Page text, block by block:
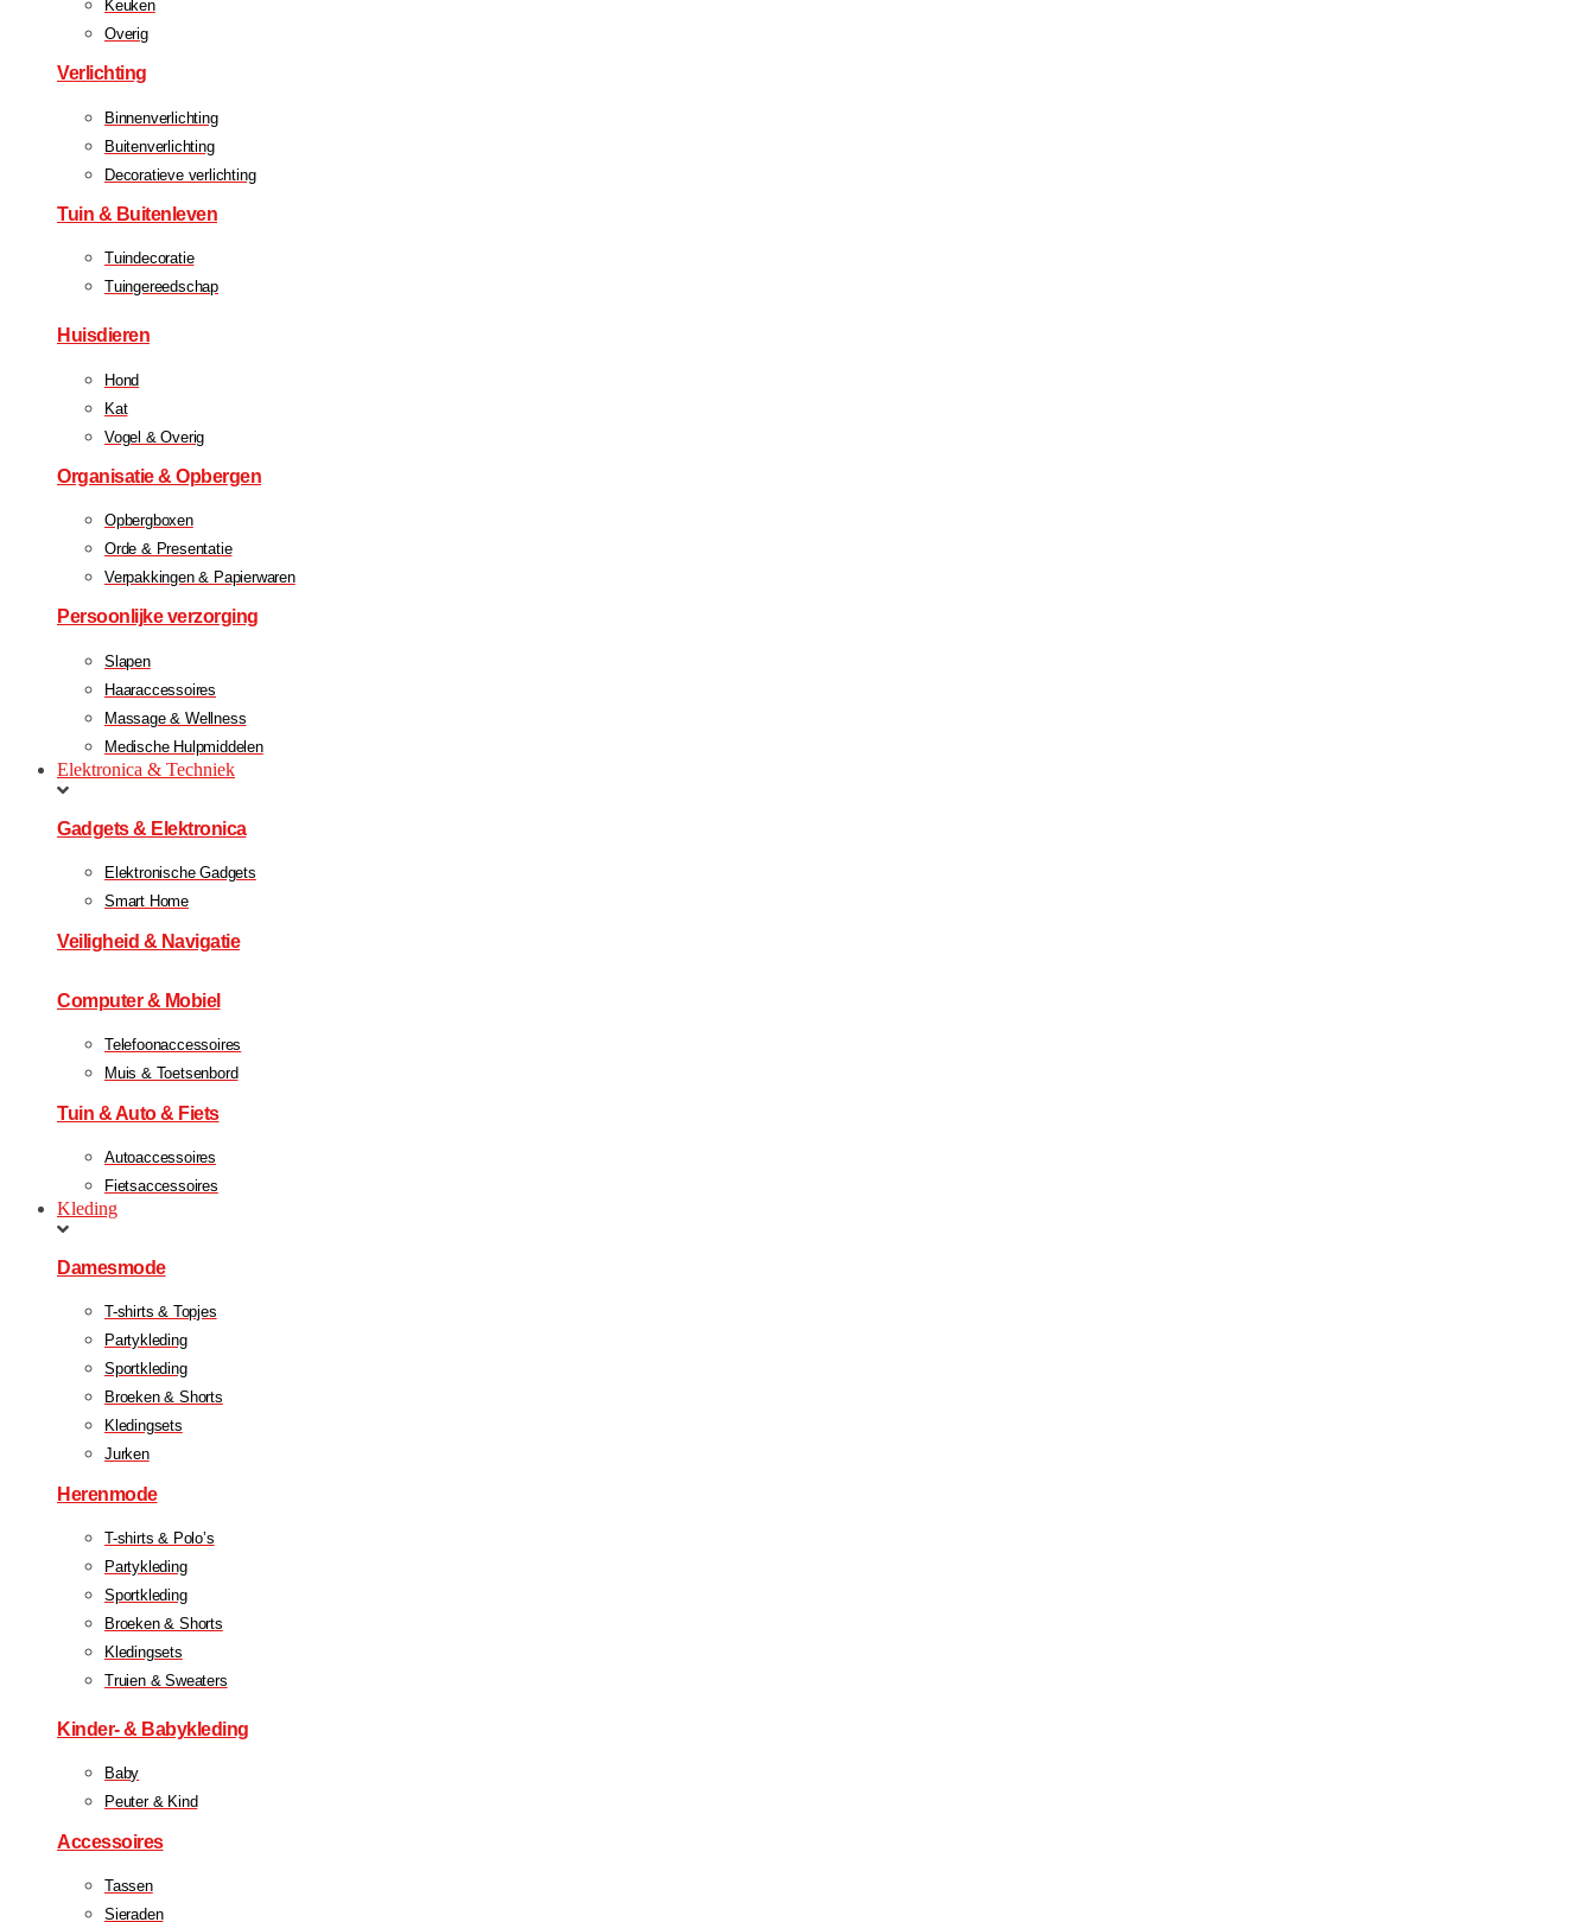
Keuken
Overig
Verlichting
Binnenverlichting
Buitenverlichting
Decoratieve verlichting
Tuin & Buitenleven
Tuindecoratie
Tuingereedschap
Huisdieren
Hond
Kat
Vogel & Overig
Organisatie & Opbergen
Opbergboxen
Orde & Presentatie
Verpakkingen & Papierwaren
Persoonlijke verzorging
Slapen
Haaraccessoires
Massage & Wellness
Medische Hulpmiddelen
Elektronica & Techniek
Gadgets & Elektronica
Elektronische Gadgets
Smart Home
Veiligheid & Navigatie
Computer & Mobiel
Telefoonaccessoires
Muis & Toetsenbord
Tuin & Auto & Fiets
Autoaccessoires
Fietsaccessoires
Kleding
Damesmode
T-shirts & Topjes
Partykleding
Sportkleding
Broeken & Shorts
Kledingsets
Jurken
Herenmode
T-shirts & Polo’s
Partykleding
Sportkleding
Broeken & Shorts
Kledingsets
Truien & Sweaters
Kinder- & Babykleding
Baby
Peuter & Kind
Accessoires
Tassen
Sieraden